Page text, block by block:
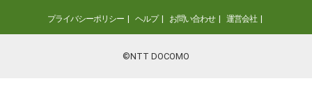
プライバシーポリシー ヘルプ お問い合わせ 運営会社
©NTT DOCOMO